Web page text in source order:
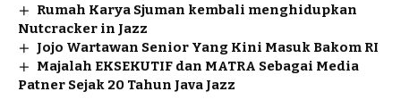
Rumah Karya Sjuman kembali menghidupkan
Nutcracker in Jazz
Jojo Wartawan Senior Yang Kini Masuk Bakom RI
Majalah EKSEKUTIF dan MATRA Sebagai Media
Patner Sejak 20 Tahun Java Jazz